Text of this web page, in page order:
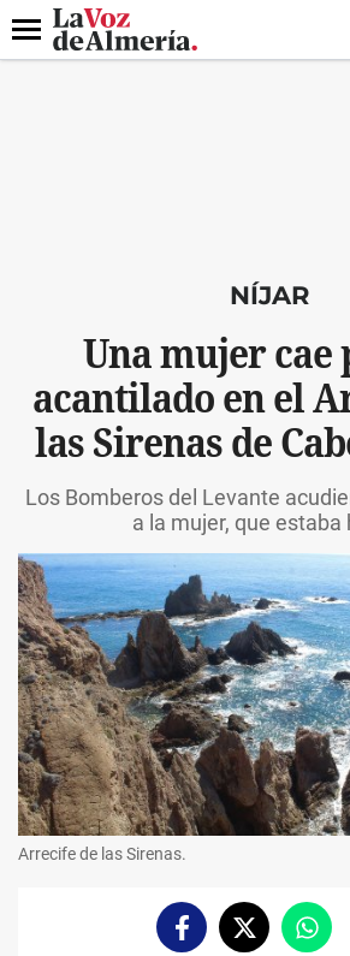
DESTACADO
Menú
NÍJAR
Una mujer cae
acantilado en el
las Sirenas de
Los Bomberos del Levante
a la mujer, que estaba
Arrecife de las Sirenas.
FacebookTwitter